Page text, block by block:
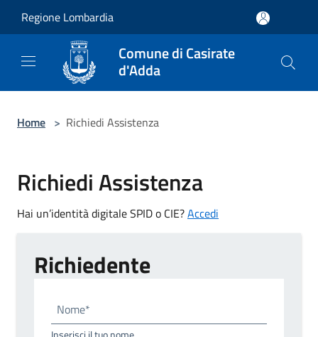
Regione Lombardia
Comune di Casirate
d'Adda
Home > Richiedi Assistenza
Richiedi Assistenza
Hai un’identità digitale SPID o CIE?Accedi
Richiedente
Nome*